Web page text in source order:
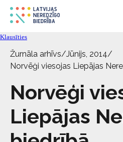
Tehniskie palīglīdzekļi
Aktualitātes
Pakalpojumi
Par biedrību
Kontakti
Klausīties
Žurnāla arhīvs/Jūnijs, 2014/
Norvēģi viesojas Liepājas
Norvēģi
Liepājas